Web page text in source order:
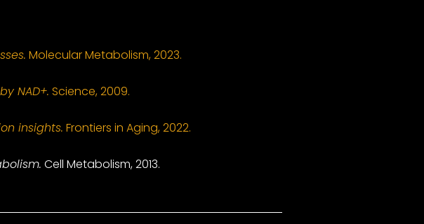
Molecular Metabolism, 2023.
NAD+. Science, 2009.
insights. Frontiers in Aging, 2022.
Cell Metabolism, 2013.
Следећи